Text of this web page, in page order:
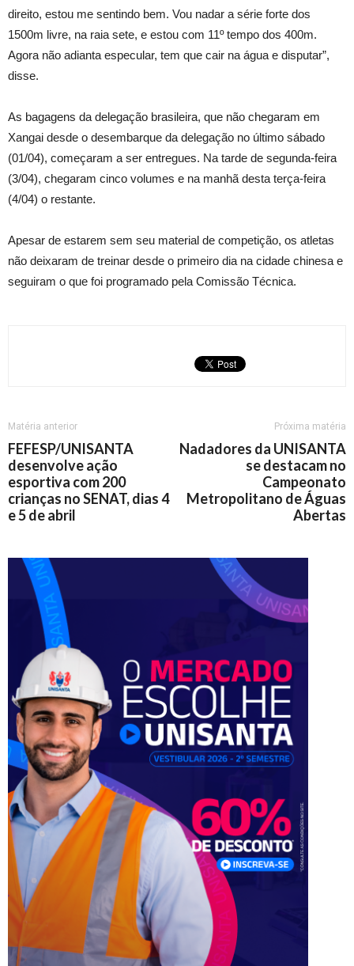
direito, estou me sentindo bem. Vou nadar a série forte dos
1500m livre, na raia sete, e estou com 11º tempo dos 400m.
Agora não adianta especular, tem que cair na água e disputar”,
disse.
As bagagens da delegação brasileira, que não chegaram em
Xangai desde o desembarque da delegação no último sábado
(01/04), começaram a ser entregues. Na tarde de segunda-feira
(3/04), chegaram cinco volumes e na manhã desta terça-feira
(4/04) o restante.
Apesar de estarem sem seu material de competição, os atletas
não deixaram de treinar desde o primeiro dia na cidade chinesa e
seguiram o que foi programado pela Comissão Técnica.
Matéria anterior
FEFESP/UNISANTA
desenvolve ação
esportiva com 200
crianças no SENAT, dias 4
e 5 de abril
Próxima matéria
Nadadores da UNISANTA
se destacam no
Campeonato
Metropolitano de Águas
Abertas